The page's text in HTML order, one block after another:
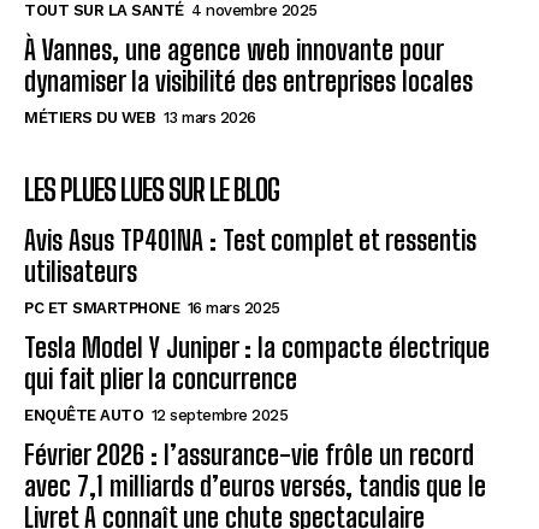
TOUT SUR LA SANTÉ 4 novembre 2025
À Vannes, une agence web innovante pour
dynamiser la visibilité des entreprises locales
MÉTIERS DU WEB 13 mars 2026
LES PLUES LUES SUR LE BLOG
Avis Asus TP401NA : Test complet et ressentis
utilisateurs
PC ET SMARTPHONE 16 mars 2025
Tesla Model Y Juniper : la compacte électrique
qui fait plier la concurrence
ENQUÊTE AUTO 12 septembre 2025
Février 2026 : l’assurance-vie frôle un record
avec 7,1 milliards d’euros versés, tandis que le
Livret A connaît une chute spectaculaire